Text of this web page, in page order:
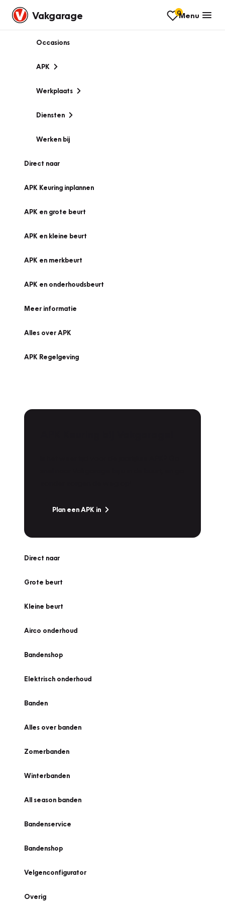
Vakgarage 0Menu
Occasions
APK
Werkplaats
Diensten
Werken bij
Direct naar
APK Keuring inplannen
APK en grote beurt
APK en kleine beurt
APK en merkbeurt
APK en onderhoudsbeurt
Meer informatie
Alles over APK
APK Regelgeving
Plan een APK in
Direct naar
Grote beurt
Kleine beurt
Airco onderhoud
Bandenshop
Elektrisch onderhoud
Banden
Alles over banden
Zomerbanden
Winterbanden
All season banden
Bandenservice
Bandenshop
Velgenconfigurator
Overig